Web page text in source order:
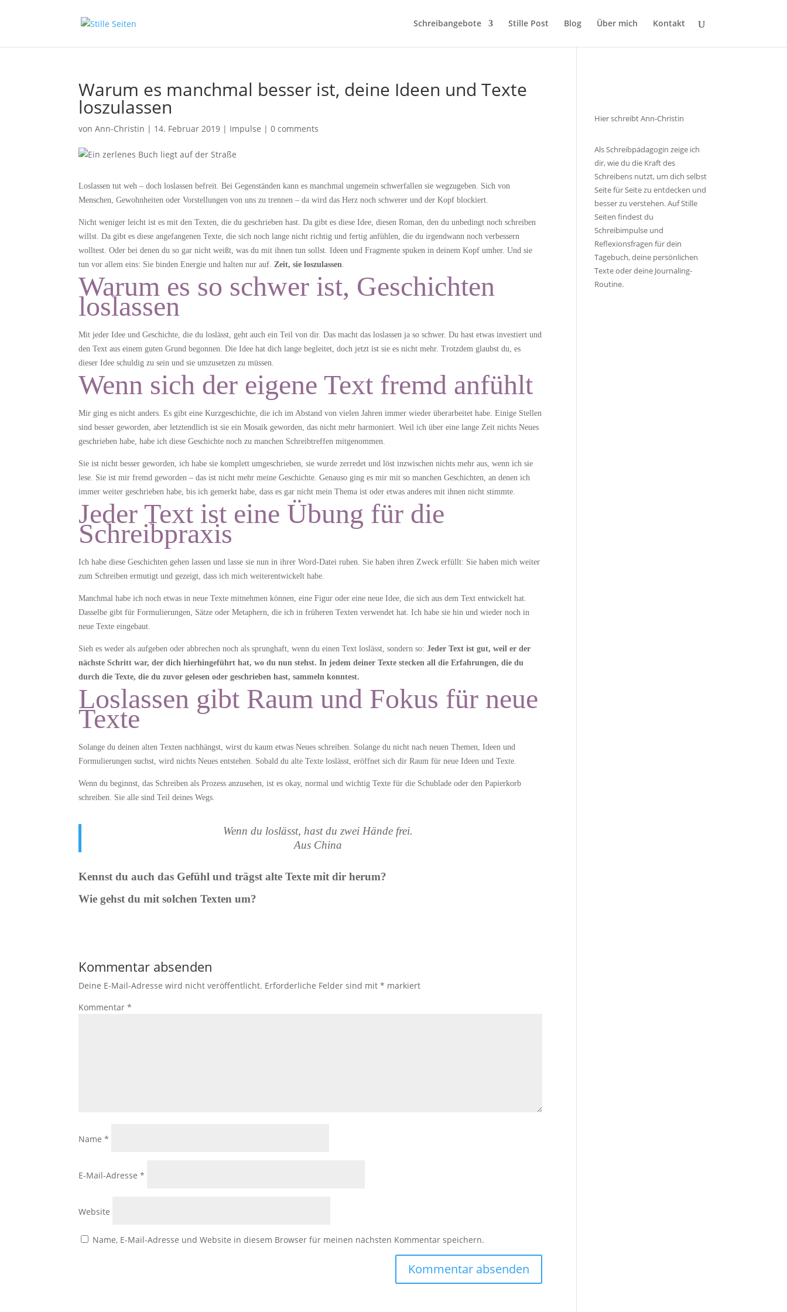
Schreibangebote Stille Post Blog Über mich Kontakt
Warum es manchmal besser ist, deine Ideen und Texte
loszulassen
vonAnn-Christin | 14. Februar 2019 | Impulse |0 comments
Loslassen tut weh – doch loslassen befreit. Bei Gegenständen kann es manchmal ungemein schwerfallen sie wegzugeben. Sich von
Menschen, Gewohnheiten oder Vorstellungen von uns zu trennen – da wird das Herz noch schwerer und der Kopf blockiert.
Nicht weniger leicht ist es mit den Texten, die du geschrieben hast. Da gibt es diese Idee, diesen Roman, den du unbedingt noch schreiben
willst. Da gibt es diese angefangenen Texte, die sich noch lange nicht richtig und fertig anfühlen, die du irgendwann noch verbessern
wolltest. Oder bei denen du so gar nicht weißt, was du mit ihnen tun sollst. Ideen und Fragmente spuken in deinem Kopf umher. Und sie
tun vor allem eins: Sie binden Energie und halten nur auf.Zeit, sie loszulassen.
Warum es so schwer ist, Geschichten
loslassen
Mit jeder Idee und Geschichte, die du loslässt, geht auch ein Teil von dir. Das macht das loslassen ja so schwer. Du hast etwas investiert und
den Text aus einem guten Grund begonnen. Die Idee hat dich lange begleitet, doch jetzt ist sie es nicht mehr. Trotzdem glaubst du, es
dieser Idee schuldig zu sein und sie umzusetzen zu müssen.
Wenn sich der eigene Text fremd anfühlt
Mir ging es nicht anders. Es gibt eine Kurzgeschichte, die ich im Abstand von vielen Jahren immer wieder überarbeitet habe. Einige Stellen
sind besser geworden, aber letztendlich ist sie ein Mosaik geworden, das nicht mehr harmoniert. Weil ich über eine lange Zeit nichts Neues
geschrieben habe, habe ich diese Geschichte noch zu manchen Schreibtreffen mitgenommen.
Sie ist nicht besser geworden, ich habe sie komplett umgeschrieben, sie wurde zerredet und löst inzwischen nichts mehr aus, wenn ich sie
lese. Sie ist mir fremd geworden – das ist nicht mehr meine Geschichte. Genauso ging es mir mit so manchen Geschichten, an denen ich
immer weiter geschrieben habe, bis ich gemerkt habe, dass es gar nicht mein Thema ist oder etwas anderes mit ihnen nicht stimmte.
Jeder Text ist eine Übung für die
Schreibpraxis
Ich habe diese Geschichten gehen lassen und lasse sie nun in ihrer Word-Datei ruhen. Sie haben ihren Zweck erfüllt: Sie haben mich weiter
zum Schreiben ermutigt und gezeigt, dass ich mich weiterentwickelt habe.
Manchmal habe ich noch etwas in neue Texte mitnehmen können, eine Figur oder eine neue Idee, die sich aus dem Text entwickelt hat.
Dasselbe gibt für Formulierungen, Sätze oder Metaphern, die ich in früheren Texten verwendet hat. Ich habe sie hin und wieder noch in
neue Texte eingebaut.
Sieh es weder als aufgeben oder abbrechen noch als sprunghaft, wenn du einen Text loslässt, sondern so:Jeder Text ist gut, weil er der
nächste Schritt war, der dich hierhingeführt hat, wo du nun stehst. In jedem deiner Texte stecken all die Erfahrungen, die du
durch die Texte, die du zuvor gelesen oder geschrieben hast, sammeln konntest.
Loslassen gibt Raum und Fokus für neue
Texte
Solange du deinen alten Texten nachhängst, wirst du kaum etwas Neues schreiben. Solange du nicht nach neuen Themen, Ideen und
Formulierungen suchst, wird nichts Neues entstehen. Sobald du alte Texte loslässt, eröffnet sich dir Raum für neue Ideen und Texte.
Wenn du beginnst, das Schreiben als Prozess anzusehen, ist es okay, normal und wichtig Texte für die Schublade oder den Papierkorb
schreiben. Sie alle sind Teil deines Wegs.
Wenn du loslässt, hast du zwei Hände frei.
Aus China
Kennst du auch das Gefühl und trägst alte Texte mit dir herum?
Wie gehst du mit solchen Texten um?
Kommentar absenden
Deine E-Mail-Adresse wird nicht veröffentlicht. Erforderliche Felder sind mit* markiert
Kommentar*
Name*
E-Mail-Adresse*
Website
Name, E-Mail-Adresse und Website in diesem Browser für meinen nächsten Kommentar speichern.
Hier schreibt Ann-Christin
Als Schreibpädagogin zeige ich
dir, wie du die Kraft des
Schreibens nutzt, um dich selbst
Seite für Seite zu entdecken und
besser zu verstehen. Auf Stille
Seiten findest du
Schreibimpulse und
Reflexionsfragen für dein
Tagebuch, deine persönlichen
Texte oder deine Journaling-
Routine.